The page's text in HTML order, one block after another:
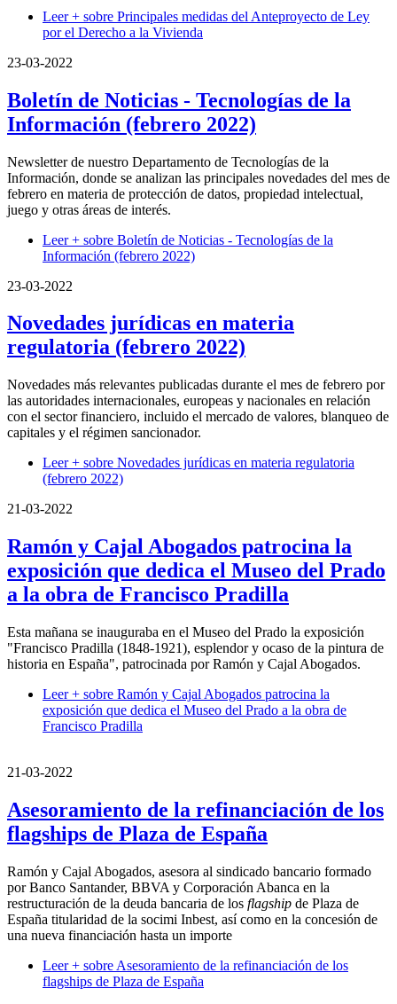
Leer + sobre Principales medidas del Anteproyecto de Ley
por el Derecho a la Vivienda
23-03-2022
Boletín de Noticias - Tecnologías de la
Información (febrero 2022)
Newsletter de nuestro Departamento de Tecnologías de la
Información, donde se analizan las principales novedades del mes de
febrero en materia de protección de datos, propiedad intelectual,
juego y otras áreas de interés.
Leer + sobre Boletín de Noticias - Tecnologías de la
Información (febrero 2022)
23-03-2022
Novedades jurídicas en materia
regulatoria (febrero 2022)
Novedades más relevantes publicadas durante el mes de febrero por
las autoridades internacionales, europeas y nacionales en relación
con el sector financiero, incluido el mercado de valores, blanqueo de
capitales y el régimen sancionador.
Leer + sobre Novedades jurídicas en materia regulatoria
(febrero 2022)
21-03-2022
Ramón y Cajal Abogados patrocina la
exposición que dedica el Museo del Prado
a la obra de Francisco Pradilla
Esta mañana se inauguraba en el Museo del Prado la exposición
"Francisco Pradilla (1848-1921), esplendor y ocaso de la pintura de
historia en España", patrocinada por Ramón y Cajal Abogados.
Leer + sobre Ramón y Cajal Abogados patrocina la
exposición que dedica el Museo del Prado a la obra de
Francisco Pradilla
21-03-2022
Asesoramiento de la refinanciación de los
flagships de Plaza de España
Ramón y Cajal Abogados, asesora al sindicado bancario formado
por Banco Santander, BBVA y Corporación Abanca en la
restructuración de la deuda bancaria de los flagship de Plaza de
España titularidad de la socimi Inbest, así como en la concesión de
una nueva financiación hasta un importe
Leer + sobre Asesoramiento de la refinanciación de los
flagships de Plaza de España